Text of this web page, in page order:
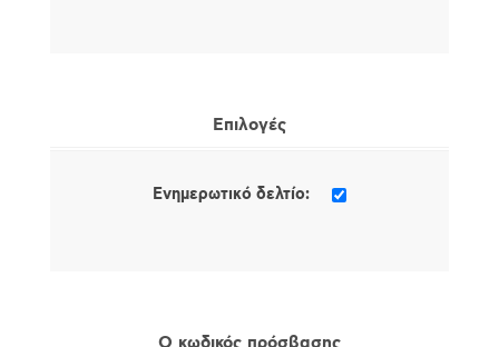
Επιλογές
Ενημερωτικό δελτίο: